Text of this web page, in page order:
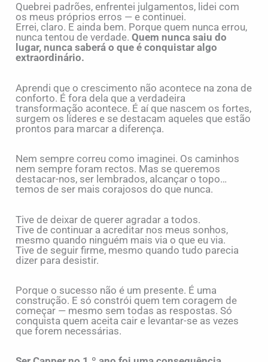
Quebrei padrões, enfrentei julgamentos, lidei com
os meus próprios erros — e continuei.
Errei, claro. E ainda bem. Porque quem nunca errou,
nunca tentou de verdade.Quem nunca saiu do
lugar, nunca saberá o que é conquistar algo
extraordinário.
Aprendi que o crescimento não acontece na zona de
conforto. É fora dela que a verdadeira
transformação acontece. É aí que nascem os fortes,
surgem os líderes e se destacam aqueles que estão
prontos para marcar a diferença.
Nem sempre correu como imaginei. Os caminhos
nem sempre foram rectos. Mas se queremos
destacar-nos, ser lembrados, alcançar o topo…
temos de ser mais corajosos do que nunca.
Tive de deixar de querer agradar a todos.
Tive de continuar a acreditar nos meus sonhos,
mesmo quando ninguém mais via o que eu via.
Tive de seguir firme, mesmo quando tudo parecia
dizer para desistir.
Porque o sucesso não é um presente. É uma
construção. E só constrói quem tem coragem de
começar — mesmo sem todas as respostas. Só
conquista quem aceita cair e levantar-se as vezes
que forem necessárias.